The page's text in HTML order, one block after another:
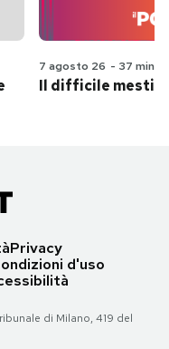
7 agosto 26 - 37 min
Il difficile
Privacy
d'uso
di Milano, 419 del